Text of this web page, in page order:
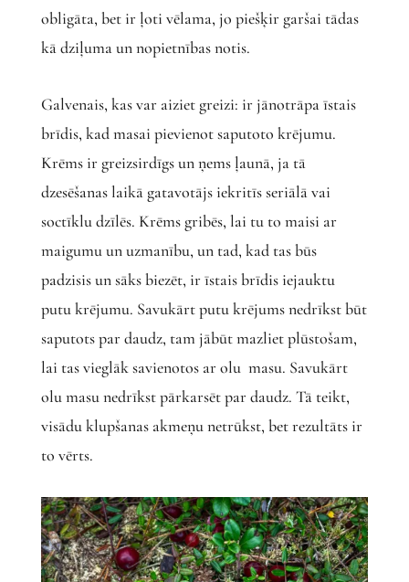
obligāta, bet ir ļoti vēlama, jo piešķir garšai tādas
kā dziļuma un nopietnības notis.
Galvenais, kas var aiziet greizi: ir jānotrāpa īstais
brīdis, kad masai pievienot saputoto krējumu.
Krēms ir greizsirdīgs un ņems ļaunā, ja tā
dzesēšanas laikā gatavotājs iekritīs seriālā vai
soctīklu dzīlēs. Krēms gribēs, lai tu to maisi ar
maigumu un uzmanību, un tad, kad tas būs
padzisis un sāks biezēt, ir īstais brīdis iejauktu
putu krējumu. Savukārt putu krējums nedrīkst būt
saputots par daudz, tam jābūt mazliet plūstošam,
lai tas vieglāk savienotos ar olu masu. Savukārt
olu masu nedrīkst pārkarsēt par daudz. Tā teikt,
visādu klupšanas akmeņu netrūkst, bet rezultāts ir
to vērts.